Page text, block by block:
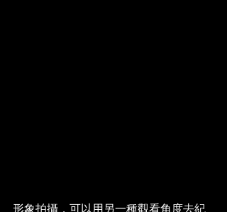
形象拍攝，可以用另一種觀看角度去紀